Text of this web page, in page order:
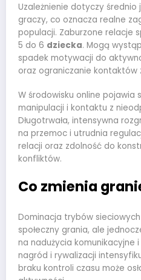
Uzależnienie dotyczy
graczy, co oznacza realne
populacji. Zaburzone relacje
5 do 6 dziecka. Mogą
spadek motywacji do
oraz ograniczanie kontaktów
W środowisku online pojawia
manipulacji i kontaktu z
Długotrwała, intensywna
na przemoc i utrudnia
relacji oraz zdolność do
konfliktów.
Co zmienia
Dominacja trybów
społeczny grania, ale
na nadużycia komunikacyjne
nagród i rywalizacji
braku kontroli czasu może